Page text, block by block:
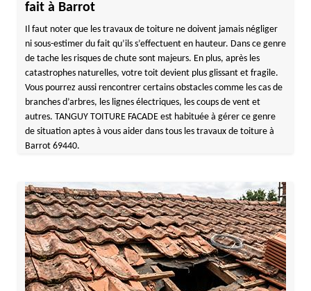
fait à Barrot
Il faut noter que les travaux de toiture ne doivent jamais négliger
ni sous-estimer du fait qu’ils s’effectuent en hauteur. Dans ce genre
de tache les risques de chute sont majeurs. En plus, après les
catastrophes naturelles, votre toit devient plus glissant et fragile.
Vous pourrez aussi rencontrer certains obstacles comme les cas de
branches d’arbres, les lignes électriques, les coups de vent et
autres. TANGUY TOITURE FACADE est habituée à gérer ce genre
de situation aptes à vous aider dans tous les travaux de toiture à
Barrot 69440.